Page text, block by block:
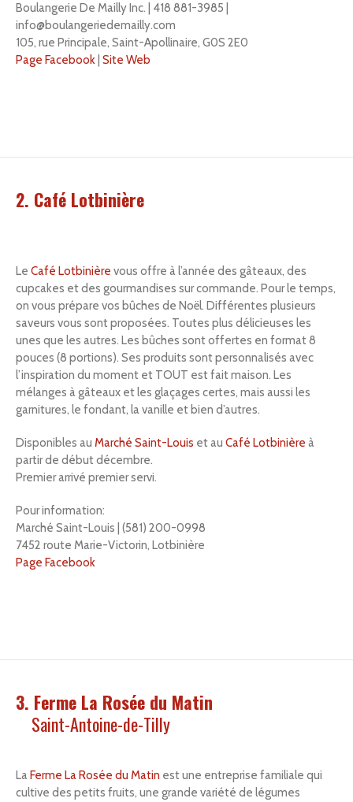
Boulangerie De Mailly Inc. | 418 881-3985 |
info@boulangeriedemailly.com
105, rue Principale, Saint-Apollinaire, G0S 2E0
Page Facebook Site Web
2. Café Lotbinière
Le Café Lotbinière vous offre à l’année des gâteaux, des
cupcakes et des gourmandises sur commande. Pour le temps,
on vous prépare vos bûches de Noël. Différentes plusieurs
saveurs vous sont proposées. Toutes plus délicieuses les
unes que les autres. Les bûches sont offertes en format 8
pouces (8 portions). Ses produits sont personnalisés avec
l’inspiration du moment et TOUT est fait maison. Les
mélanges à gâteaux et les glaçages certes, mais aussi les
garnitures, le fondant, la vanille et bien d’autres.
Disponibles au Marché Saint-Louis et au Café Lotbinière à
partir de début décembre.
Premier arrivé premier servi.
Pour information:
Marché Saint-Louis | (581) 200-0998
7452 route Marie-Victorin, Lotbinière
Page Facebook
3. Ferme La Rosée du Matin
Saint-Antoine-de-Tilly
LaFerme La Rosée du Matin est une entreprise familiale qui
cultive des petits fruits, une grande variété de légumes